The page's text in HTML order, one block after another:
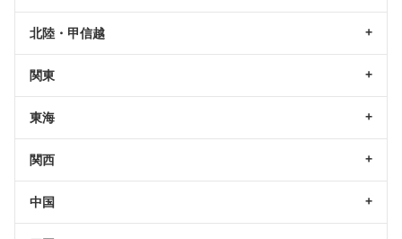
北陸・甲信越
関東
東海
関西
中国